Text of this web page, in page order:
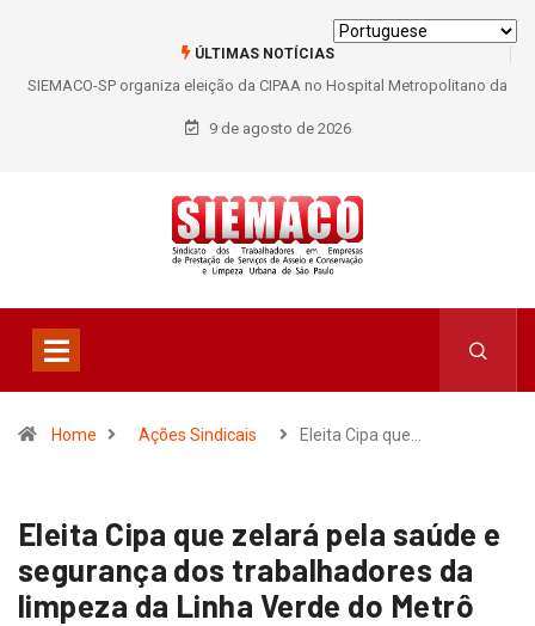
ÚLTIMAS NOTÍCIAS
SIEMACO-SP organiza eleição da CIPAA no Hospital Metropolitano da
Lapa e fortalece participação dos trabalhadores
9 de agosto de 2026
Home Ações Sindicais Eleita Cipa que…
Eleita Cipa que zelará pela saúde e
segurança dos trabalhadores da
limpeza da Linha Verde do Metrô